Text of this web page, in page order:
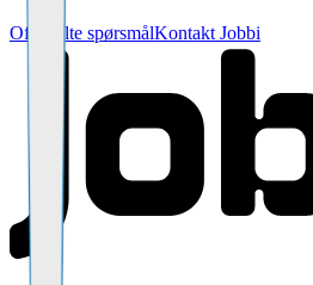
Ofte stilte spørsmålKontakt Jobbi